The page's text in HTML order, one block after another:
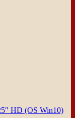
HD (OS Win10)